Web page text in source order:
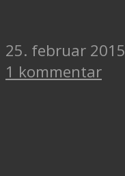
25. februar 2015
1 kommentar